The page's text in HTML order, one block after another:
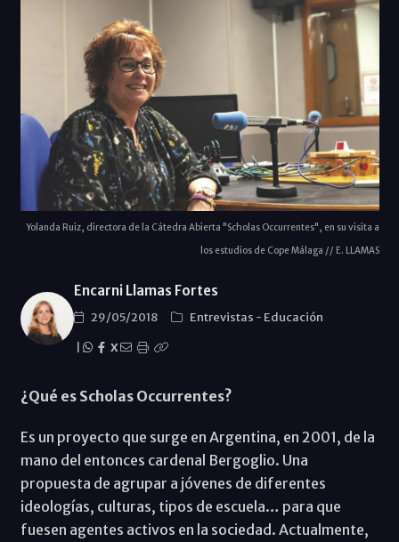
Yolanda Ruiz, directora de la Cátedra Abierta "Scholas Occurrentes", en su visita a
los estudios de Cope Málaga // E. LLAMAS
Encarni Llamas Fortes
29/05/2018 Entrevistas - Educación
X
¿Qué es Scholas Occurrentes?
Es un proyecto que surge en Argentina, en 2001, de la
mano del entonces cardenal Bergoglio. Una
propuesta de agrupar a jóvenes de diferentes
ideologías, culturas, tipos de escuela… para que
fuesen agentes activos en la sociedad. Actualmente,